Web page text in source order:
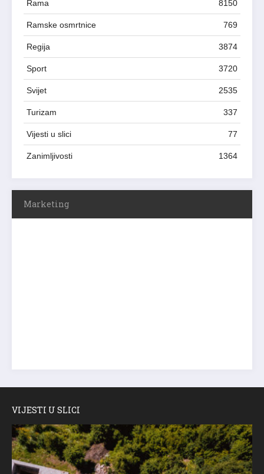
Rama 8150
Ramske osmrtnice 769
Regija 3874
Sport 3720
Svijet 2535
Turizam 337
Vijesti u slici 77
Zanimljivosti 1364
Marketing
VIJESTI U SLICI